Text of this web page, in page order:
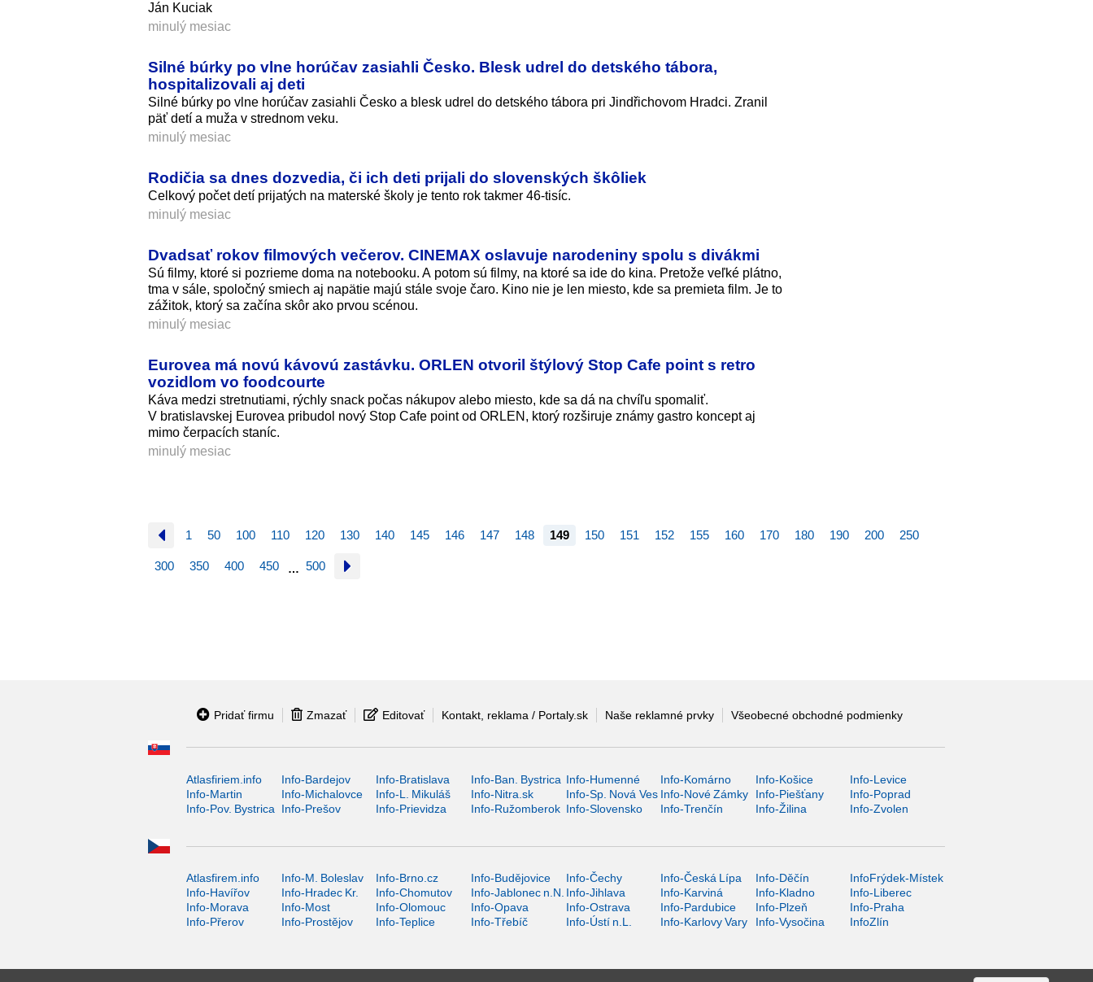
Ján Kuciak
minulý mesiac
Silné búrky po vlne horúčav zasiahli Česko. Blesk udrel do detského tábora,
hospitalizovali aj deti
Silné búrky po vlne horúčav zasiahli Česko a blesk udrel do detského tábora pri Jindřichovom Hradci. Zranil
päť detí a muža v strednom veku.
minulý mesiac
Rodičia sa dnes dozvedia, či ich deti prijali do slovenských škôliek
Celkový počet detí prijatých na materské školy je tento rok takmer 46-tisíc.
minulý mesiac
Dvadsať rokov filmových večerov. CINEMAX oslavuje narodeniny spolu s divákmi
Sú filmy, ktoré si pozrieme doma na notebooku. A potom sú filmy, na ktoré sa ide do kina. Pretože veľké plátno,
tma v sále, spoločný smiech aj napätie majú stále svoje čaro. Kino nie je len miesto, kde sa premieta film. Je to
zážitok, ktorý sa začína skôr ako prvou scénou.
minulý mesiac
Eurovea má novú kávovú zastávku. ORLEN otvoril štýlový Stop Cafe point s retro
vozidlom vo foodcourte
Káva medzi stretnutiami, rýchly snack počas nákupov alebo miesto, kde sa dá na chvíľu spomaliť.
V bratislavskej Eurovea pribudol nový Stop Cafe point od ORLEN, ktorý rozširuje známy gastro koncept aj
mimo čerpacích staníc.
minulý mesiac
1 50 100 110 120 130 140 145 146 147 148 149 150 151 152 155 160 170 180 190 200 250
300 350 400 450 … 500
Pridať firmu Zmazať Editovať Kontakt, reklama / Portaly.sk Naše reklamné prvky Všeobecné obchodné podmienky
Atlasfiriem.info Info-Bardejov Info-Bratislava Info-Ban. Bystrica Info-Humenné Info-Komárno Info-Košice
Info-Levice
Info-Martin
Info-Michalovce Info-L. Mikuláš Info-Nitra.sk Info-Sp. Nová Ves Info-Nové Zámky Info-Piešťany
Info-Poprad
Info-Pov. Bystrica
Info-Prešov Info-Prievidza Info-Ružomberok Info-Slovensko Info-Trenčín Info-Žilina Info-Zvolen
Atlasfirem.info Info-M. Boleslav Info-Brno.cz Info-Budějovice Info-Čechy Info-Česká Lípa Info-Děčín
InfoFrýdek-Místek
Info-Havířov
Info-Hradec Kr. Info-Chomutov Info-Jablonec n.N. Info-Jihlava Info-Karviná Info-Kladno
Info-Liberec
Info-Morava
Info-Most Info-Olomouc Info-Opava Info-Ostrava Info-Pardubice Info-Plzeň
Info-Praha
Info-Přerov
Info-Prostějov Info-Teplice Info-Třebíč Info-Ústí n.L. Info-Karlovy Vary Info-Vysočina InfoZlín